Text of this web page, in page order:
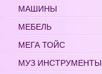
МАШИНЫ
МЕБЕЛЬ
МЕГА ТОЙС
МУЗ ИНСТРУМЕНТЫ